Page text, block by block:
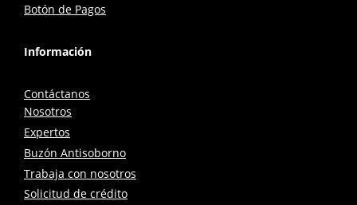
Botón de Pagos
Información
Contáctanos
Nosotros
Expertos
Buzón Antisoborno
Trabaja con nosotros
Solicitud de crédito